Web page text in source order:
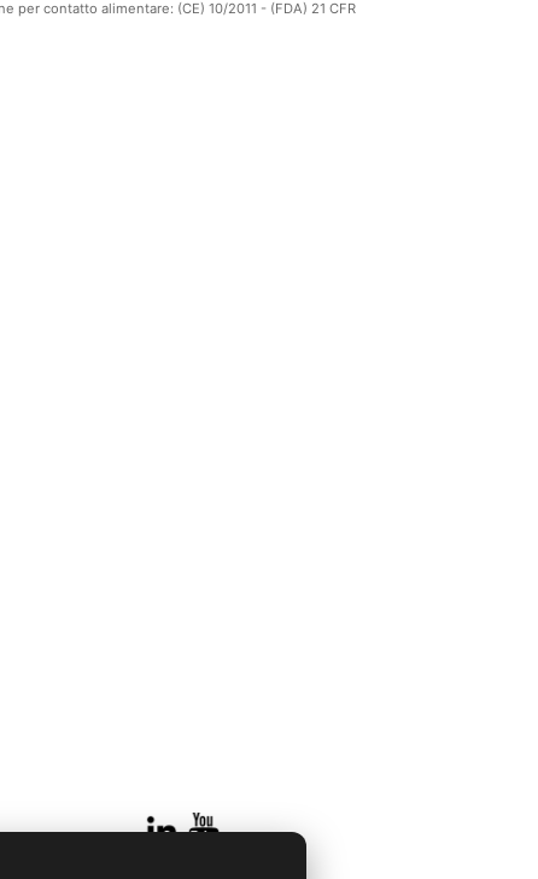
per contatto alimentare: (CE) 10/2011 - (FDA) 21 CFR